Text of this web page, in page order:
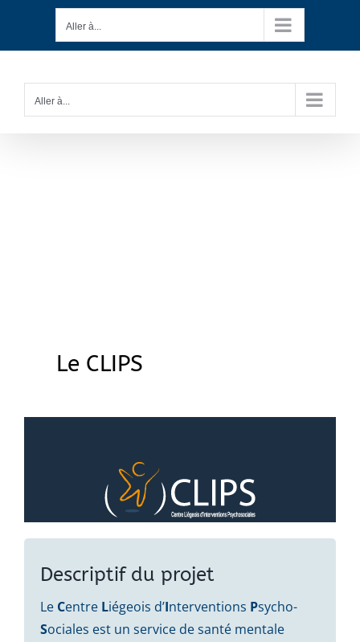
contenu
Aller à...
Aller à...
Le CLIPS
Descriptif du projet
Le Centre Liégeois d’Interventions Psycho-
Sociales est un service de santé mentale